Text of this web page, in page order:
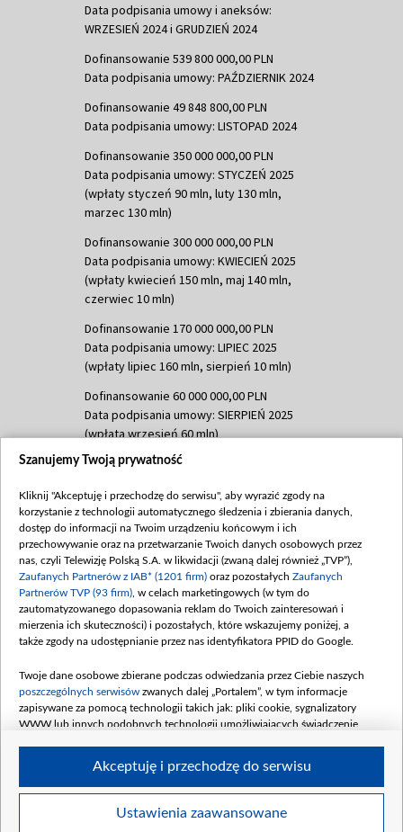
Data podpisania umowy i aneksów:
WRZESIEŃ 2024 i GRUDZIEŃ 2024
Dofinansowanie 539 800 000,00 PLN
Data podpisania umowy: PAŹDZIERNIK 2024
Dofinansowanie 49 848 800,00 PLN
Data podpisania umowy: LISTOPAD 2024
Dofinansowanie 350 000 000,00 PLN
Data podpisania umowy: STYCZEŃ 2025
(wpłaty styczeń 90 mln, luty 130 mln,
marzec 130 mln)
Dofinansowanie 300 000 000,00 PLN
Data podpisania umowy: KWIECIEŃ 2025
(wpłaty kwiecień 150 mln, maj 140 mln,
czerwiec 10 mln)
Dofinansowanie 170 000 000,00 PLN
Data podpisania umowy: LIPIEC 2025
(wpłaty lipiec 160 mln, sierpień 10 mln)
Dofinansowanie 60 000 000,00 PLN
Data podpisania umowy: SIERPIEŃ 2025
(wpłata wrzesień 60 mln)
Dofinansowanie 635 783 051,21 PLN
(wpłata wrzesień 100 mln, październik 350
mln, listopad 265 mln)
Dofinansowanie 48 862 000,00 PLN
Data podpisania umowy: GRUDZIEŃ 2025
(wpłata grudzień 60,548 mln)
Dofinansowanie 900 000 000,00 PLN
Data podpisania umowy: LUTY 2026 (wpłata
kwiecień 180 mln, 7 maja 180 mln, 8
czerwca 90 mln)
Dofinansowanie 250 000 000,00 PLN
4 sierpnia 250 mln
Szanujemy Twoją prywatność
Kliknij "Akceptuję i przechodzę do serwisu", aby wyrazić zgody na
korzystanie z technologii automatycznego śledzenia i zbierania danych,
dostęp do informacji na Twoim urządzeniu końcowym i ich
przechowywanie oraz na przetwarzanie Twoich danych osobowych przez
nas, czyli Telewizję Polską S.A. w likwidacji (zwaną dalej również „TVP”),
Zaufanych Partnerów z IAB* (1201 firm) oraz pozostałych Zaufanych
Partnerów TVP (93 firm) , w celach marketingowych (w tym do
zautomatyzowanego dopasowania reklam do Twoich zainteresowań i
mierzenia ich skuteczności) i pozostałych, które wskazujemy poniżej, a
także zgody na udostępnianie przez nas identyfikatora PPID do Google.
Twoje dane osobowe zbierane podczas odwiedzania przez Ciebie naszych
poszczególnych serwisów zwanych dalej „Portalem”, w tym informacje
zapisywane za pomocą technologii takich jak: pliki cookie, sygnalizatory
WWW lub innych podobnych technologii umożliwiających świadczenie
Twoje dane osobowe zbierane podczas odwiedzania przez Ciebie
Ustawienia zaawansowane
Akceptuję i przechodzę do serwisu